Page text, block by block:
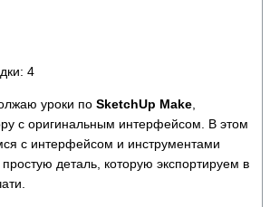
4
уроки по SketchUp Make
с оригинальным интерфейсом. В этом
с интерфейсом и инструментами
деталь, которую экспортируем в